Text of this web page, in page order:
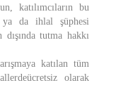
katılımcıların bu
ya da ihlal şüphesi
tutma hakkı
katılan tüm
olarak